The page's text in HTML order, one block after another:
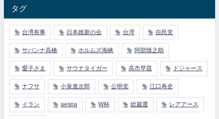
タグ
台湾有事 日本維新の会 台湾 自民党
サバンナ高橋 ホルムズ海峡 阿部慎之助
愛子さま サウナタイガー 高市早苗 ドジャース
ナフサ 小泉進次郎 公明党 江口寿史
イラン aespa W杯 総裁選 レアアース